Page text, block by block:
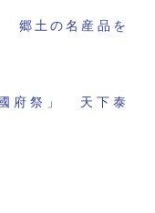
郷土の名産品を
府祭」 天下泰